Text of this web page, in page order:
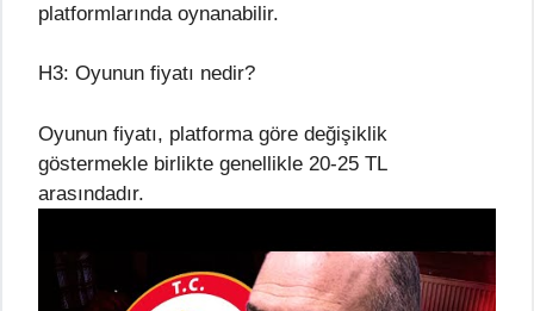
platformlarında oynanabilir.
H3: Oyunun fiyatı nedir?
Oyunun fiyatı, platforma göre değişiklik
göstermekle birlikte genellikle 20-25 TL
arasındadır.